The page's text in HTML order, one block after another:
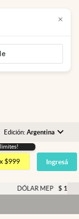
Edición: Argentina
Argentina
España
USA
limites!
$999 Ingresá
MEP $ 1526,02
×